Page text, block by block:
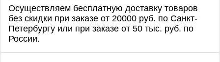
Осуществляем бесплатную доставку товаров
без скидки при заказе от 20000 руб. по Санкт-
Петербургу или при заказе от 50 тыс. руб. по
России.